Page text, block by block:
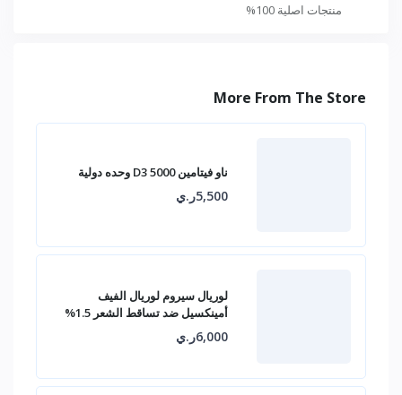
منتجات اصلية 100%
More From The Store
ناو فيتامين D3 5000 وحده دولية
5,500ر.ي
لوريال سيروم لوريال الفيف
أمينكسيل ضد تساقط الشعر 1.5%
6,000ر.ي